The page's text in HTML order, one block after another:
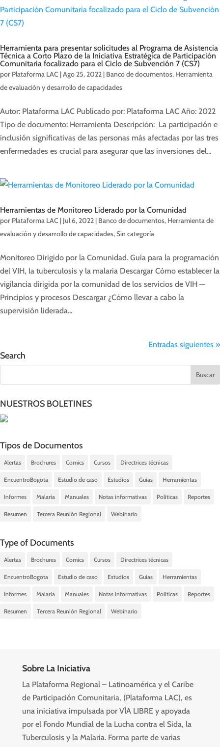
Herramienta para presentar solicitudes al Programa de Asistencia
Técnica a Corto Plazo de la Iniciativa Estratégica de Participación
Comunitaria focalizado para el Ciclo de Subvención 7 (CS7)
por Plataforma LAC |Ago 25, 2022 | Banco de documentos, Herramienta
de evaluación y desarrollo de capacidades
Autor: Plataforma LAC Publicado por: Plataforma LAC Año: 2022
Tipo de documento: Herramienta Descripción: La participación e
inclusión significativas de las personas más afectadas por las tres
enfermedades es crucial para asegurar que las inversiones del...
Herramientas de Monitoreo Liderado por la Comunidad
por Plataforma LAC | Jul 6, 2022 | Banco de documentos, Herramienta de
evaluación y desarrollo de capacidades,Sin categoría
Monitoreo Dirigido por la Comunidad. Guía para la programación
del VIH, la tuberculosis y la malaria Descargar Cómo establecer la
vigilancia dirigida por la comunidad de los servicios de VIH —
Principios y procesos Descargar ¿Cómo llevar a cabo la
supervisión liderada...
Entradas siguientes »
Search
NUESTROS BOLETINES
Tipos de Documentos
Alertas Brochures Comics Cursos Directrices técnicas
EncuentroBogota Estudio de caso Estudios Guias Herramientas
Informes Malaria Manuales Notas informativas Políticas Reportes
Resumen Tercera Reunión Regional Webinario
Type of Documents
Alertas Brochures Comics Cursos Directrices técnicas
EncuentroBogota Estudio de caso Estudios Guias Herramientas
Informes Malaria Manuales Notas informativas Políticas Reportes
Resumen Tercera Reunión Regional Webinario
Sobre La Iniciativa
La Plataforma Regional – Latinoamérica y el Caribe
de Participación Comunitaria, (Plataforma LAC), es
una iniciativa impulsada por VÍA LIBRE y apoyada
por el Fondo Mundial de la Lucha contra el Sida, la
Tuberculosis y la Malaria. Forma parte de varias